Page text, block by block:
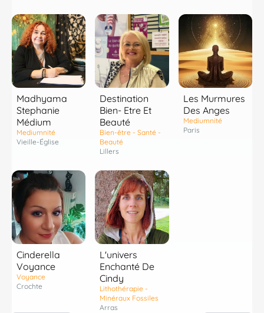
Madhyama
Stephanie
Médium
Mediumnité
Vieille-Église
Destination
Bien- Etre Et
Beauté
Bien-être - Santé -
Beauté
Lillers
Les Murmures
Des Anges
Mediumnité
Paris
Cinderella
Voyance
Voyance
Crochte
L'univers
Enchanté De
Cindy
Lithothérapie -
Minéraux Fossiles
Arras